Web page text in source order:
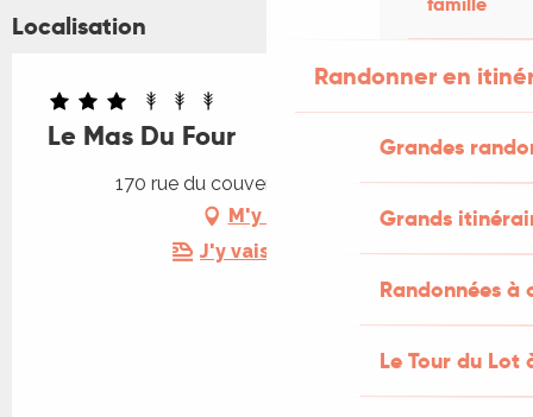
Randonner en
Grandes
Grands
Randonnées
Le Tour du Lot
Localisation
Le Mas Du Four
170 rue du couvent, 46120 Rudelle
M'y rendre
J'y vais en train !